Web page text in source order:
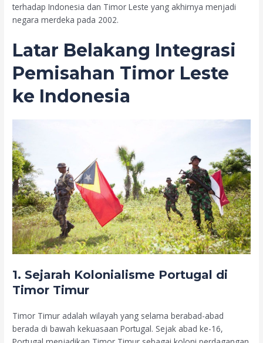
terhadap Indonesia dan Timor Leste yang akhirnya menjadi
negara merdeka pada 2002.
Latar Belakang Integrasi
Pemisahan Timor Leste
ke Indonesia
1. Sejarah Kolonialisme Portugal di
Timor Timur
Timor Timur adalah wilayah yang selama berabad-abad
berada di bawah kekuasaan Portugal. Sejak abad ke-16,